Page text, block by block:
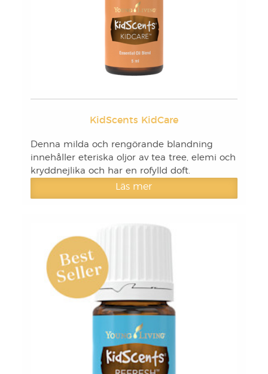
KidScents KidCare
Denna milda och rengörande blandning
innehåller eteriska oljor av tea tree, elemi och
kryddnejlika och har en rofylld doft.
Läs mer